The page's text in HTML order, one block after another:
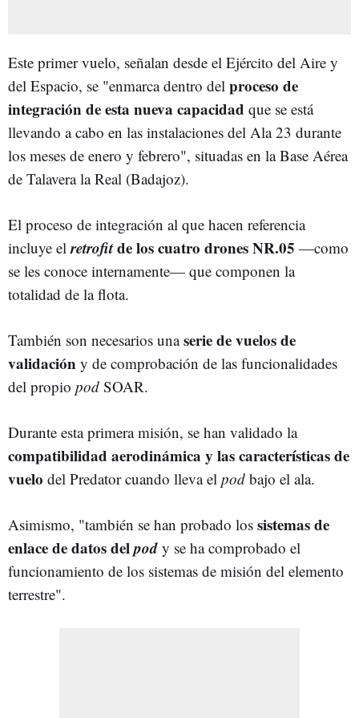
Este primer vuelo, señalan desde el Ejército del Aire y
del Espacio, se "enmarca dentro del proceso de
integración de esta nueva capacidad que se está
llevando a cabo en las instalaciones del Ala 23 durante
los meses de enero y febrero", situadas en la Base Aérea
de Talavera la Real (Badajoz).
El proceso de integración al que hacen referencia
incluye el retrofitde los cuatro drones NR.05 —como
se les conoce internamente— que componen la
totalidad de la flota.
También son necesarios unaserie de vuelos de
validación y de comprobación de las funcionalidades
del propio pod SOAR.
Durante esta primera misión, se han validado la
compatibilidad aerodinámica y las características de
vuelo del Predator cuando lleva el pod bajo el ala.
Asimismo, "también se han probado los sistemas de
enlace de datos delpod y se ha comprobado el
funcionamiento de los sistemas de misión del elemento
terrestre".